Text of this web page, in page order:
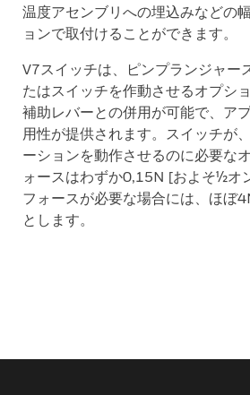
温度アセンブリへの埋込みなどの
ョンで取付けることができます。
V7スイッチは、ピンプランジャー
たはスイッチを作動させるオプシ
補助レバーとの併用が可能で、ア
用性が提供されます。スイッチが
ーションを動作させるのに必要な
ォースはわずか0,15N [およそ½オ
フォースが必要な場合には、ほぼ
とします。